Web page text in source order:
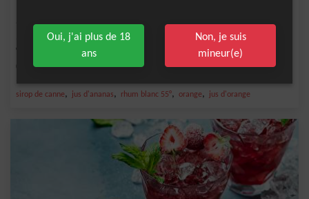
Une recette de Punch très rafraîchissante et acidulée avec plein de saveurs
exotiques !
Moyenne
sirop de canne, jus d'ananas, rhum blanc 55°, orange, jus d'orange
Oui, j'ai plus de 18
ans
Non, je suis
mineur(e)